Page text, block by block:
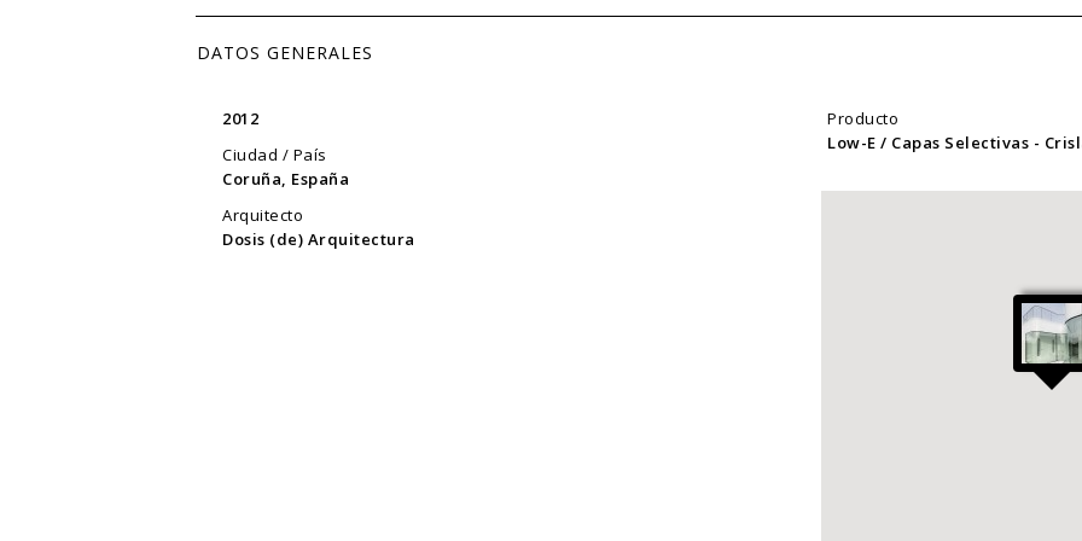
DATOS GENERALES
2012
Ciudad / País
Coruña, España
Arquitecto
Dosis (de) Arquitectura
Producto
Low-E / Capas Selectivas -